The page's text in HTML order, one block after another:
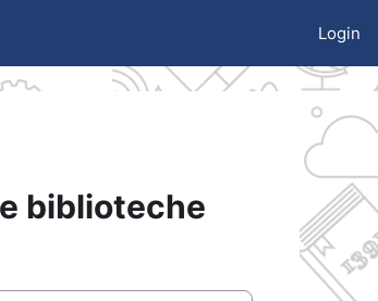
Login
biblioteche